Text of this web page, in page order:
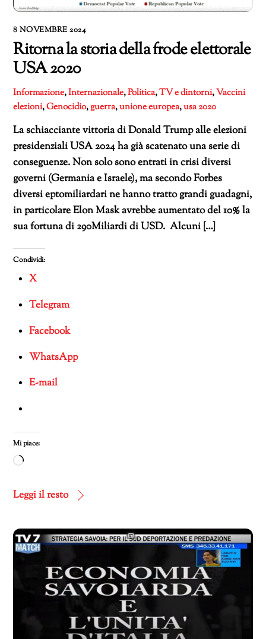
8 NOVEMBRE 2024
Ritorna la storia della frode elettorale
USA 2020
Informazione,Internazionale,Politica,TV e dintorni,Vaccini
elezioni,Genocidio,guerra,unione europea,usa 2020
La schiacciante vittoria di Donald Trump alle elezioni
presidenziali USA 2024 ha già scatenato una serie di
conseguenze. Non solo sono entrati in crisi diversi
governi (Germania e Israele), ma secondo Forbes
diversi eptomiliardari ne hanno tratto grandi guadagni,
in particolare Elon Mask avrebbe aumentato del 10% la
sua fortuna di 290Miliardi di USD. Alcuni […]
Condividi:
X
Telegram
Facebook
WhatsApp
E-mail
Mi piace:
Caricamento
corso…
Leggi il resto